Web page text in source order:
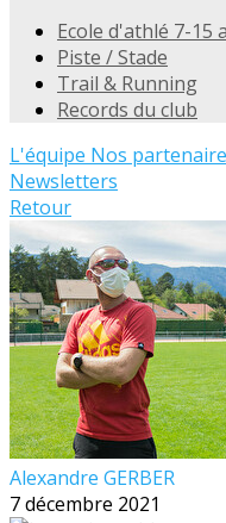
Ecole d'athlé 7-15
Piste / Stade
Trail & Running
Records du club
L'équipe Nos
Newsletters
Retour
Alexandre GERBER
7 décembre 2021